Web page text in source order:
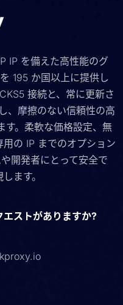
IP を備えた高性能のグ
195 か国以上に提供し
接続と、常に更新さ
、摩擦のない信頼性の高
す。柔軟な価格設定、無
の IP までのオプション
開発者にとって安全で
ます。
ストがありますか?